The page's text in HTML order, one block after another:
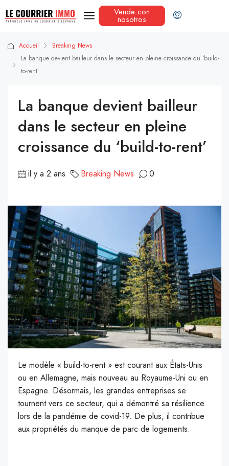
Vende con
nosotros
Accueil
Breaking News
La banque devient bailleur dans le secteur en pleine croissance du ‘build-
to-rent’
La banque devient bailleur
dans le secteur en pleine
croissance du ‘build-to-rent’
il y a 2 ans Breaking News 0
Le modèle « build-to-rent » est courant aux États-Unis
ou en Allemagne, mais nouveau au Royaume-Uni ou en
Espagne. Désormais, les grandes entreprises se
tournent vers ce secteur, qui a démontré sa résilience
lors de la pandémie de covid-19. De plus, il contribue
aux propriétés du manque de parc de logements.